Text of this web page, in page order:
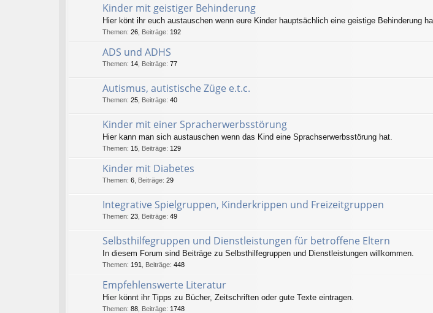
Kinder mit geistiger Behinderung
Hier könt ihr euch austauschen wenn eure Kinder hauptsächlich eine geistige Behinderung
Themen: 26 Beiträge: 192
ADS und ADHS
Themen: 14 Beiträge: 77
Autismus, autistische Züge e.t.c.
Themen: 25 Beiträge: 40
Kinder mit einer Spracherwerbsstörung
Hier kann man sich austauschen wenn das Kind eine Sprachserwerbsstörung hat.
Themen: 15 Beiträge: 129
Kinder mit Diabetes
Themen: 6 Beiträge: 29
Integrative Spielgruppen, Kinderkrippen und Freizeitgruppen
Themen: 23 Beiträge: 49
Selbsthilfegruppen und Dienstleistungen für betroffene Eltern
In diesem Forum sind Beiträge zu Selbsthilfegruppen und Dienstleistungen willkommen.
Themen: 191 Beiträge: 448
Empfehlenswerte Literatur
Hier könnt ihr Tipps zu Bücher, Zeitschriften oder gute Texte eintragen.
Themen: 88 Beiträge: 1748